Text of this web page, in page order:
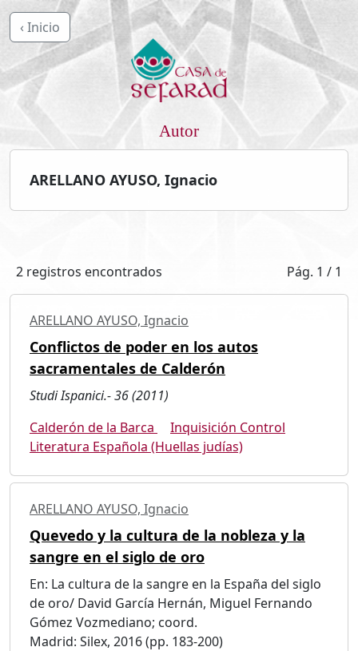
‹ Inicio
Autor
ARELLANO AYUSO, Ignacio
2 registros encontrados Pág. 1 / 1
ARELLANO AYUSO, Ignacio
Conflictos de poder en los autos
sacramentales de Calderón
Studi Ispanici.- 36 (2011)
Calderón de la Barca
Inquisición Control
Literatura Española (Huellas judías)
ARELLANO AYUSO, Ignacio
Quevedo y la cultura de la nobleza y la
sangre en el siglo de oro
En: La cultura de la sangre en la España del siglo
de oro/ David García Hernán, Miguel Fernando
Gómez Vozmediano; coord.
Madrid: Silex, 2016 (pp. 183-200)